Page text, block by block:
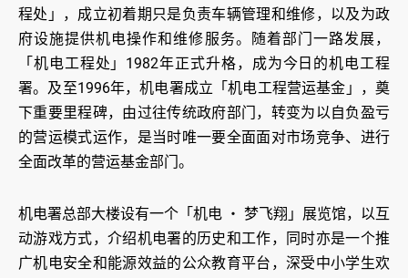
程处」，成立初着期只是负责车辆管理和维修，以及为政
府设施提供机电操作和维修服务。随着部门一路发展，
「机电工程处」1982年正式升格，成为今日的机电工程
署。及至1996年，机电署成立「机电工程营运基金」，奠
下重要里程碑，由过往传统政府部门，转变为以自负盈亏
的营运模式运作，是当时唯一要全面面对市场竞争、进行
全面改革的营运基金部门。
机电署总部大楼设有一个「机电 ‧ 梦飞翔」展览馆，以互
动游戏方式，介绍机电署的历史和工作，同时亦是一个推
广机电安全和能源效益的公众教育平台，深受中小学生欢